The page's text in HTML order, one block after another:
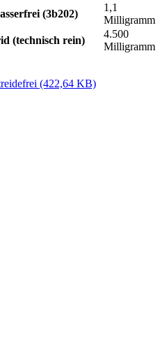
(3b202)
1,1
Milligramm
(technisch rein)
4.500
Milligramm
(422,64 KB)